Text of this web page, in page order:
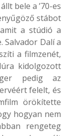
bele a ’70-es
stábot
a stúdió a
Dalí a
a filmzenét,
kidolgozott
pedig az
felelt, és
örökítette
hogyan nem
rengeteg